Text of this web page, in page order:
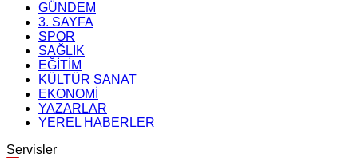
GÜNDEM
3. SAYFA
SPOR
SAĞLIK
EĞİTİM
KÜLTÜR SANAT
EKONOMİ
YAZARLAR
YEREL HABERLER
Servisler